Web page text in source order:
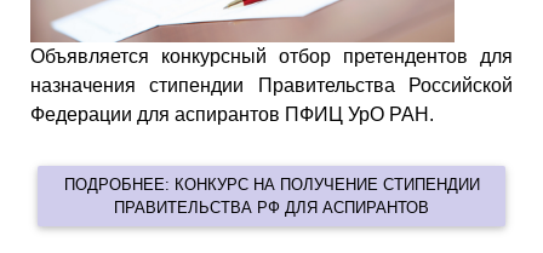
Объявляется конкурсный отбор претендентов для
назначения стипендии Правительства Российской
Федерации для аспирантов ПФИЦ УрО РАН.
ПОДРОБНЕЕ: КОНКУРС НА ПОЛУЧЕНИЕ СТИПЕНДИИ
ПРАВИТЕЛЬСТВА РФ ДЛЯ АСПИРАНТОВ